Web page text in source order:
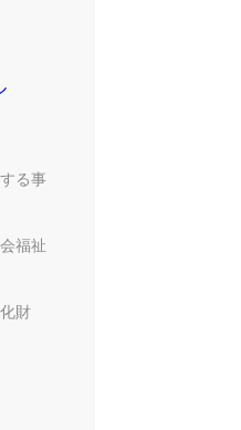
る事
福祉
財